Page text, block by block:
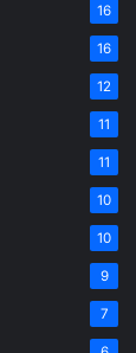
16
16
12
11
11
10
10
9
7